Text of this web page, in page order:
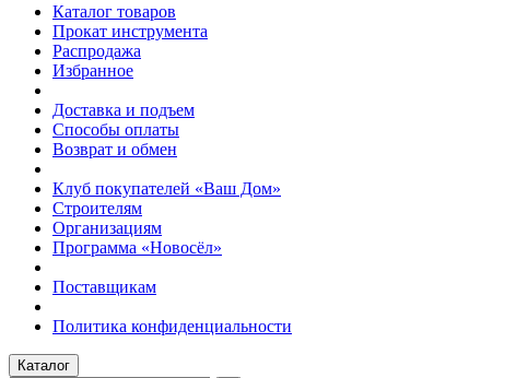
Каталог товаров
Прокат инструмента
Распродажа
Избранное
Доставка и подъем
Способы оплаты
Возврат и обмен
Клуб покупателей «Ваш Дом»
Строителям
Организациям
Программа «Новосёл»
Поставщикам
Политика конфиденциальности
Каталог